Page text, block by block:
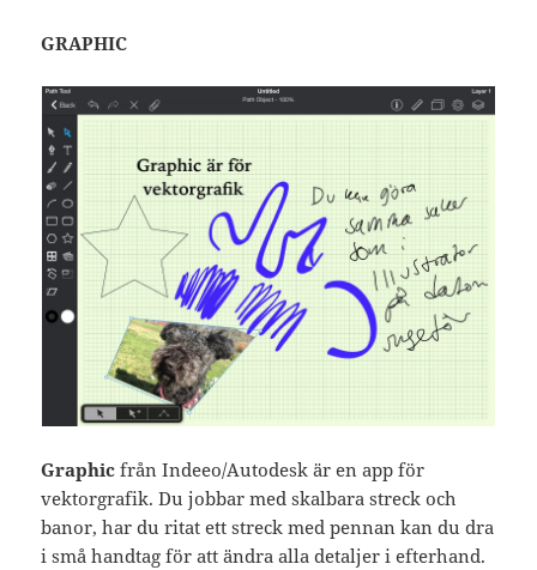
GRAPHIC
Graphic från Indeeo/Autodesk är en app för
vektorgrafik. Du jobbar med skalbara streck och
banor, har du ritat ett streck med pennan kan du dra
i små handtag för att ändra alla detaljer i efterhand.